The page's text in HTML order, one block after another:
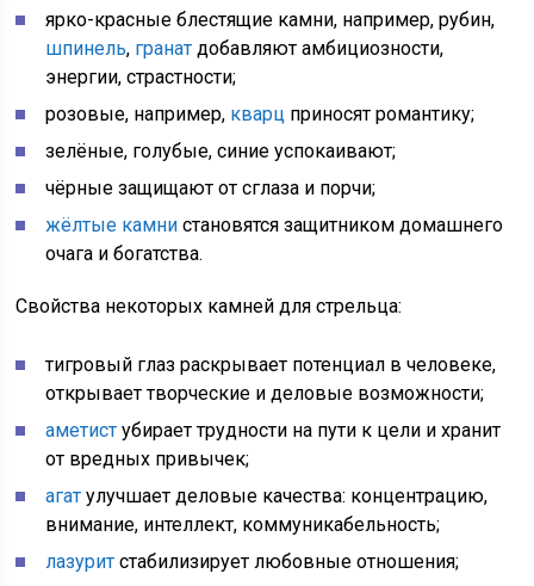
ярко-красные блестящие камни, например, рубин,
шпинель, гранат добавляют амбициозности,
энергии, страстности;
розовые, например, кварц приносят романтику;
зелёные, голубые, синие успокаивают;
чёрные защищают от сглаза и порчи;
жёлтые камни становятся защитником домашнего
очага и богатства.
Свойства некоторых камней для стрельца:
тигровый глаз раскрывает потенциал в человеке,
открывает творческие и деловые возможности;
аметист убирает трудности на пути к цели и хранит
от вредных привычек;
агат улучшает деловые качества: концентрацию,
внимание, интеллект, коммуникабельность;
лазурит стабилизирует любовные отношения;